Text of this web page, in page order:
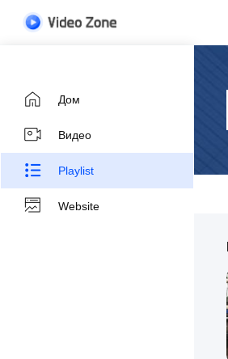
Дом
Видео
Playlist
Website